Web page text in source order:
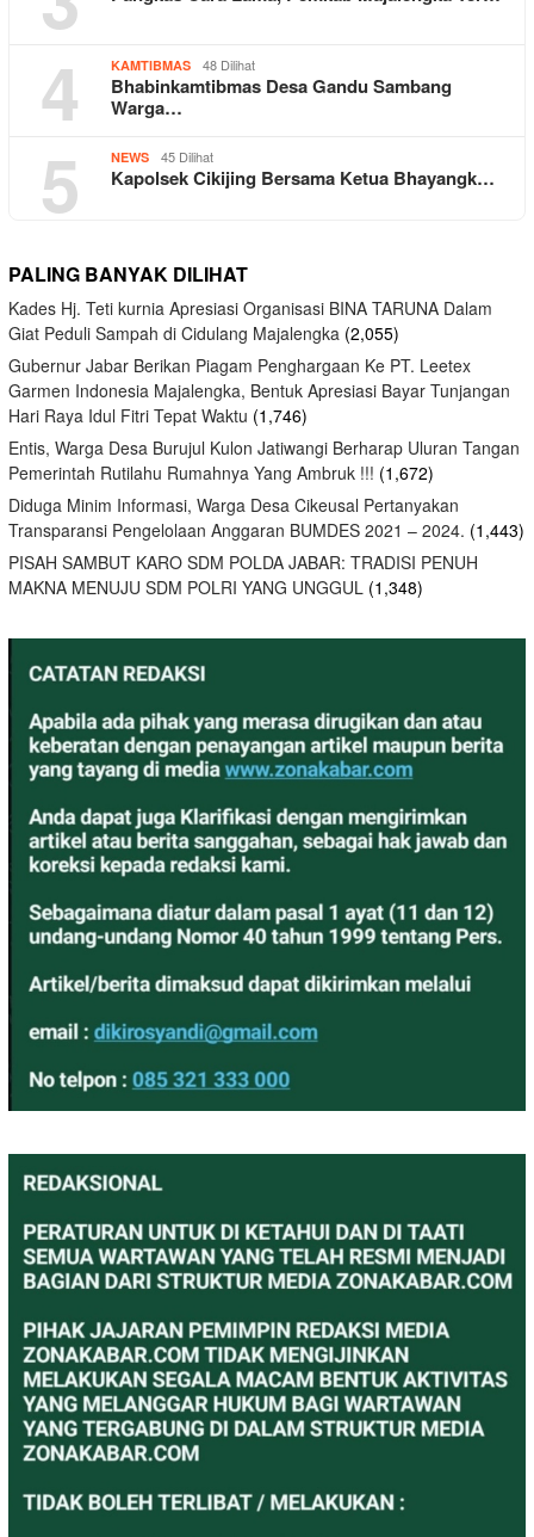
4 KAMTIBMAS 48 Dilihat
Bhabinkamtibmas Desa Gandu Sambang
Warga…
5 NEWS 45 Dilihat
Kapolsek Cikijing Bersama Ketua Bhayangk…
PALING BANYAK DILIHAT
Kades Hj. Teti kurnia Apresiasi Organisasi BINA TARUNA Dalam
Giat Peduli Sampah di Cidulang Majalengka (2,055)
Gubernur Jabar Berikan Piagam Penghargaan Ke PT. Leetex
Garmen Indonesia Majalengka, Bentuk Apresiasi Bayar Tunjangan
Hari Raya Idul Fitri Tepat Waktu (1,746)
Entis, Warga Desa Burujul Kulon Jatiwangi Berharap Uluran Tangan
Pemerintah Rutilahu Rumahnya Yang Ambruk !!! (1,672)
Diduga Minim Informasi, Warga Desa Cikeusal Pertanyakan
Transparansi Pengelolaan Anggaran BUMDES 2021 – 2024. (1,443)
PISAH SAMBUT KARO SDM POLDA JABAR: TRADISI PENUH
MAKNA MENUJU SDM POLRI YANG UNGGUL (1,348)